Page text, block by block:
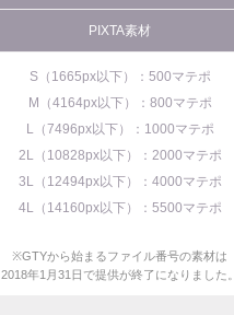
PIXTA素材
S（1665px以下）：500マテポ
M（4164px以下）：800マテポ
L（7496px以下）：1000マテポ
2L（10828px以下）：2000マテポ
3L（12494px以下）：4000マテポ
4L（14160px以下）：5500マテポ
※GTYから始まるファイル番号の素材は
2018年1月31日で提供が終了になりました。